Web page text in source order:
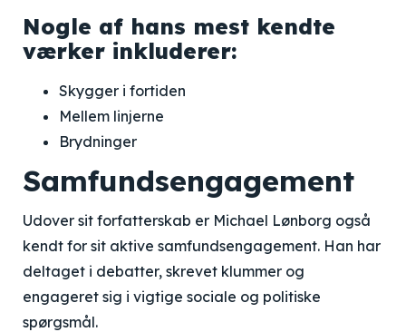
Nogle af hans mest kendte
værker inkluderer:
Skygger i fortiden
Mellem linjerne
Brydninger
Samfundsengagement
Udover sit forfatterskab er Michael Lønborg også
kendt for sit aktive samfundsengagement. Han har
deltaget i debatter, skrevet klummer og
engageret sig i vigtige sociale og politiske
spørgsmål.